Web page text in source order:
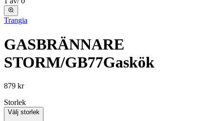
Trangia
GASBRÄNNARE
STORM/GB77Gaskök
879 kr
Storlek
Välj storlek